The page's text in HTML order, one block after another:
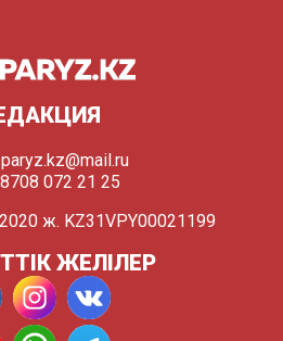
paryz.kz@mail.ru
072 21 25
ж. KZ31VPY00021199
ЖЕЛІЛЕР